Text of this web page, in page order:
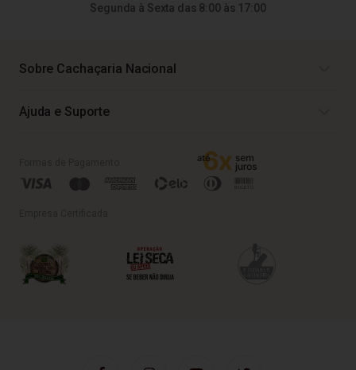
Segunda à Sexta das 8:00 às 17:00
Sobre Cachaçaria Nacional
Ajuda e Suporte